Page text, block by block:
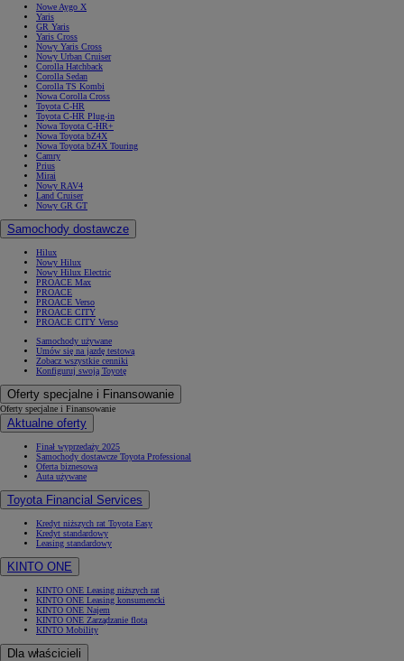
Nowe Aygo X
Yaris
GR Yaris
Yaris Cross
Nowy Yaris Cross
Nowy Urban Cruiser
Corolla Hatchback
Corolla Sedan
Corolla TS Kombi
Nowa Corolla Cross
Toyota C-HR
Toyota C-HR Plug-in
Nowa Toyota C-HR+
Nowa Toyota bZ4X
Nowa Toyota bZ4X Touring
Camry
Prius
Mirai
Nowy RAV4
Land Cruiser
Nowy GR GT
Samochody dostawcze
Hilux
Nowy Hilux
Nowy Hilux Electric
PROACE Max
PROACE
PROACE Verso
PROACE CITY
PROACE CITY Verso
Samochody używane
Umów się na jazdę testową
Zobacz wszystkie cenniki
Konfiguruj swoją Toyotę
Oferty specjalne i Finansowanie
Oferty specjalne i Finansowanie
Aktualne oferty
Finał wyprzedaży 2025
Samochody dostawcze Toyota Professional
Oferta biznesowa
Auta używane
Toyota Financial Services
Kredyt niższych rat Toyota Easy
Kredyt standardowy
Leasing standardowy
KINTO ONE
KINTO ONE Leasing niższych rat
KINTO ONE Leasing konsumencki
KINTO ONE Najem
KINTO ONE Zarządzanie flotą
KINTO Mobility
Dla właścicieli